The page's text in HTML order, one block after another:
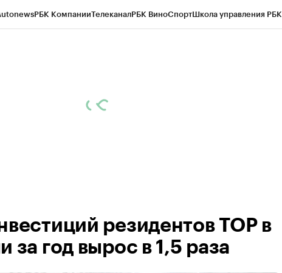
РБК КомпанииТелеканалРБК ВиноСпортШкола управления РБК
резидентов ТОР в
за год вырос в 1,5 раза